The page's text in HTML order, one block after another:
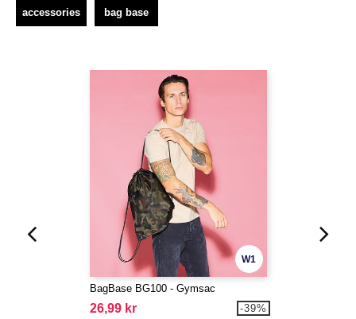
accessories bag base
W1
BagBase BG100 - Gymsac
26,99 kr -39%